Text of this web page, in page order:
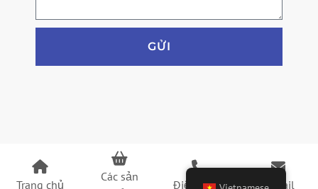
GỬI
Trang chủ
Các sản
Điện thoại E-mail